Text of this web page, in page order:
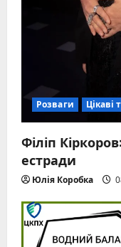
Розваги Цікаві
Філіп
естради
Юлія Коробка